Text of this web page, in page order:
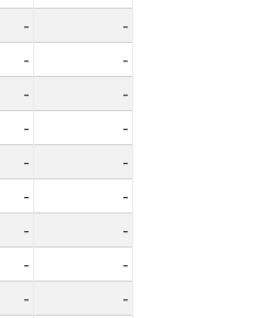
-
-
-
-
-
-
-
-
-
-
-
-
-
-
-
-
-
-